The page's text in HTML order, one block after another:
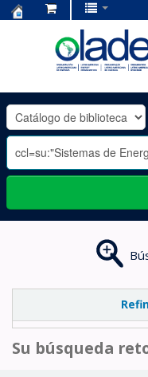
OLADE
-
Su búsqueda